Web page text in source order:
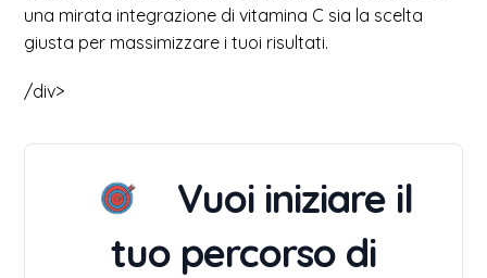
una mirata integrazione di vitamina C sia la scelta
giusta per massimizzare i tuoi risultati.
/div>
Vuoi iniziare il
tuo percorso di